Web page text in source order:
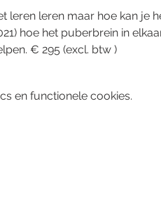
leren maar hoe kan je
hoe het puberbrein in
€ 295 (excl. btw )
en functionele cookies.